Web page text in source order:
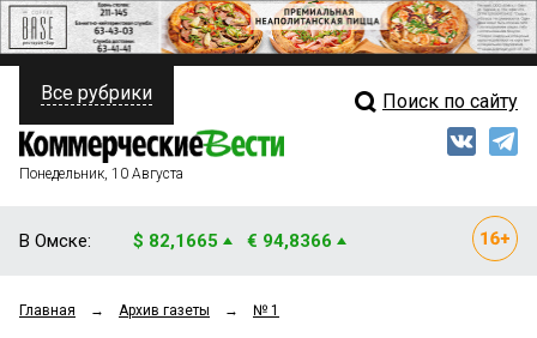
ПОЛИТИКА
ФИНАНСЫ
ОБЩЕСТВО
Свежий выпуск
Все рубрики Поиск по сайту
Понедельник, 10 Августа
В Омске: $ 82,1665 € 94,8366
Главная → Архив газеты → № 1